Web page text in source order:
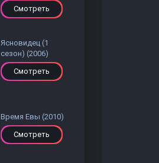
Смотреть
Ясновидец (1
сезон) (2006)
Смотреть
Время Евы (2010)
Смотреть